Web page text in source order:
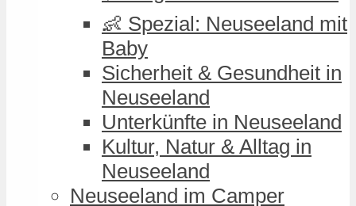
👶 Spezial: Neuseeland mit
Baby
Sicherheit & Gesundheit in
Neuseeland
Unterkünfte in Neuseeland
Kultur, Natur & Alltag in
Neuseeland
Neuseeland im Camper